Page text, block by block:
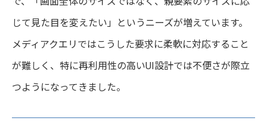
じて見た目を変えたい」というニーズが増えています。
メディアクエリではこうした要求に柔軟に対応すること
が難しく、特に再利用性の高いUI設計では不便さが際立
つようになってきました。